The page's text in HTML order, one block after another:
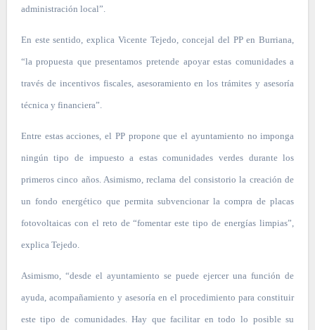
administración local”.
En este sentido, explica Vicente Tejedo, concejal del PP en Burriana,
“la propuesta que presentamos pretende apoyar estas comunidades a
través de incentivos fiscales, asesoramiento en los trámites y asesoría
técnica y financiera”.
Entre estas acciones, el PP propone que el ayuntamiento no imponga
ningún tipo de impuesto a estas comunidades verdes durante los
primeros cinco años. Asimismo, reclama del consistorio la creación de
un fondo energético que permita subvencionar la compra de placas
fotovoltaicas con el reto de “fomentar este tipo de energías limpias”,
explica Tejedo.
Asimismo, “desde el ayuntamiento se puede ejercer una función de
ayuda, acompañamiento y asesoría en el procedimiento para constituir
este tipo de comunidades. Hay que facilitar en todo lo posible su